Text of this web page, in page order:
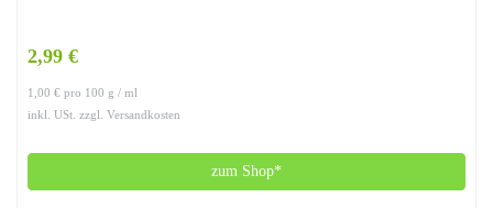
2,99 €
1,00 € pro 100 g / ml
inkl. USt. zzgl. Versandkosten
zum Shop*